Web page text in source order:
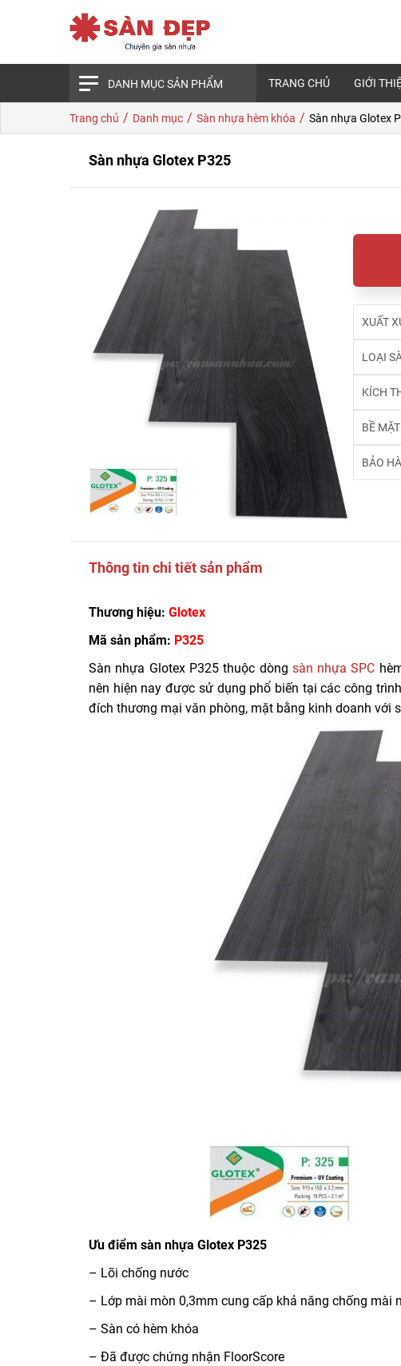
DANH MỤC SẢN PHẨM TRANG CHỦ GIỚI
Trang chủ / Danh mục / Sàn nhựa hèm khóa / Sàn nhựa Glotex
Sàn nhựa Glotex P325
XUẤT
LOẠI
KÍCH
BỀ MẶT
BẢO
Thông tin chi tiết sản phẩm
Thương hiệu: Glotex
Mã sản phẩm: P325
Sàn nhựa Glotex P325 thuộc dòng sàn nhựa SPC
nên hiện nay được sử dụng phổ biến tại các công
đích thương mại văn phòng, mặt bằng kinh doanh với
Ưu điểm sàn nhựa Glotex P325
– Lõi chống nước
– Lớp mài mòn 0,3mm cung cấp khả năng chống mài
– Sàn có hèm khóa
– Đã được chứng nhận FloorScore